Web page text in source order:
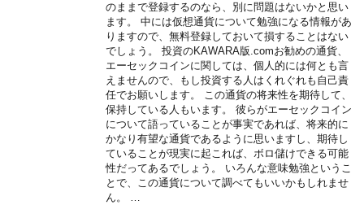
のままで登録するのなら、別に問題はないかと思い
ます。 中には仮想通貨について勉強になる情報があ
りますので、無料登録しておいて損することはない
でしょう。 投資のKAWARA版.comお勧めの通貨、
エーセックコインに関しては、個人的には何とも言
えませんので、もし投資する人はくれぐれも自己責
任でお願いします。 この通貨の将来性を期待して、
保持している人もいます。 彼らがエーセックコイン
について語っていることが事実であれば、将来的に
かなり有望な通貨であるように思いますし、期待し
ていることが現実に起これば、ボロ儲けできる可能
性だってあるでしょう。 いろんな意味勉強というこ
とで、この通貨について調べてもいいかもしれませ
ん。 …